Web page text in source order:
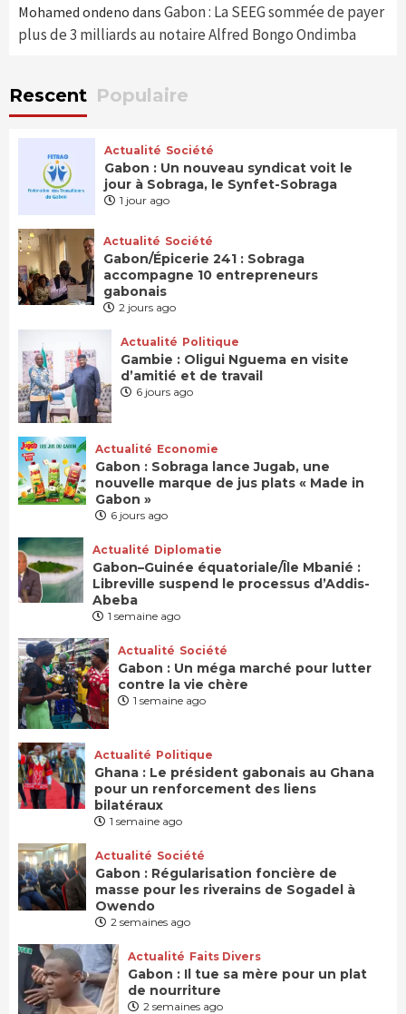
Mohamed ondeno dans Gabon : La SEEG sommée de payer
plus de 3 milliards au notaire Alfred Bongo Ondimba
Rescent Populaire
Actualité Société
Gabon : Un nouveau syndicat voit le
jour à Sobraga, le Synfet-Sobraga
1 jour ago
Actualité Société
Gabon/Épicerie 241 : Sobraga
accompagne 10 entrepreneurs
gabonais
2 jours ago
Actualité Politique
Gambie : Oligui Nguema en visite
d’amitié et de travail
6 jours ago
Actualité Economie
Gabon : Sobraga lance Jugab, une
nouvelle marque de jus plats « Made in
Gabon »
6 jours ago
Actualité Diplomatie
Gabon–Guinée équatoriale/Île Mbanié :
Libreville suspend le processus d’Addis-
Abeba
1 semaine ago
Actualité Société
Gabon : Un méga marché pour lutter
contre la vie chère
1 semaine ago
Actualité Politique
Ghana : Le président gabonais au Ghana
pour un renforcement des liens
bilatéraux
1 semaine ago
Actualité Société
Gabon : Régularisation foncière de
masse pour les riverains de Sogadel à
Owendo
2 semaines ago
Actualité Faits Divers
Gabon : Il tue sa mère pour un plat
de nourriture
2 semaines ago